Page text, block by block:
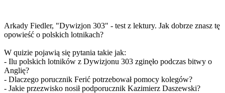
Arkady Fiedler, "Dywizjon 303" - test z lektury. Jak dobrze znasz tę
opowieść o polskich lotnikach?
W quizie pojawią się pytania takie jak:
- Ilu polskich lotników z Dywizjonu 303 zginęło podczas bitwy o
Anglię?
- Dlaczego porucznik Ferić potrzebował pomocy kolegów?
- Jakie przezwisko nosił podporucznik Kazimierz Daszewski?